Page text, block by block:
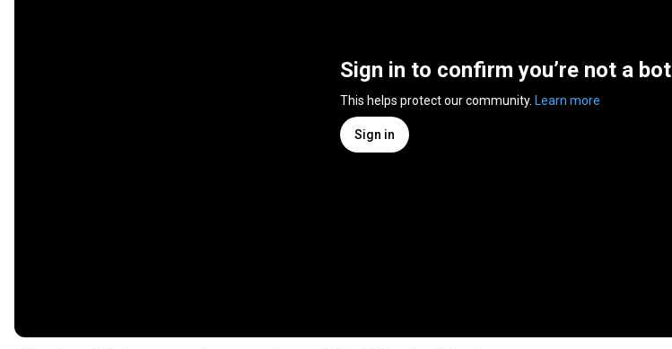
Sign in to confirm you’re not a bot
This helps protect our community. Learn more
Sign in